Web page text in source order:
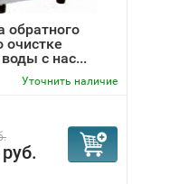
обратного
очистке
с нас...
Уточнить наличие